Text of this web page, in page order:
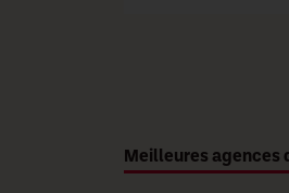
Meilleures agences